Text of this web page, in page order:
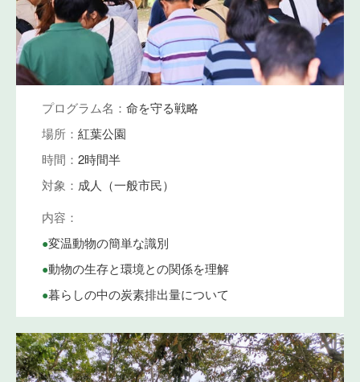
プログラム名： 命を守る戦略
場所： 紅葉公園
時間： 2時間半
対象： 成人（一般市民）
内容：
•変温動物の簡単な識別
•動物の生存と環境との関係を理解
•暮らしの中の炭素排出量について